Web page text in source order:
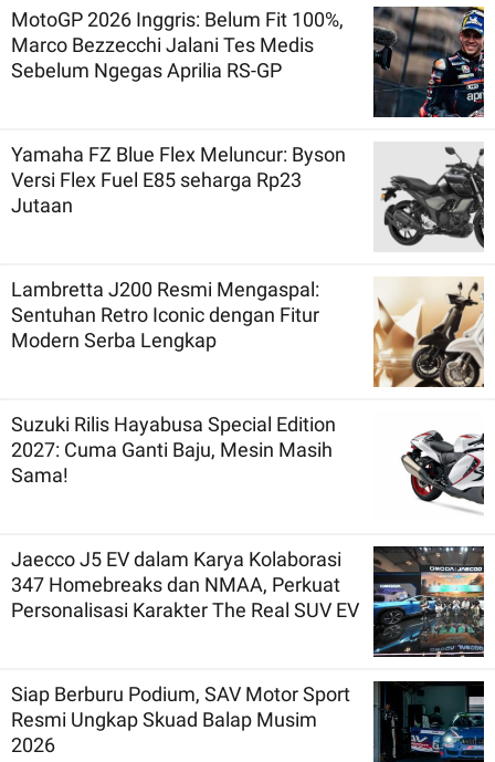
MotoGP 2026 Inggris: Belum Fit 100%,
Marco Bezzecchi Jalani Tes Medis
Sebelum Ngegas Aprilia RS-GP
Yamaha FZ Blue Flex Meluncur: Byson
Versi Flex Fuel E85 seharga Rp23
Jutaan
Lambretta J200 Resmi Mengaspal:
Sentuhan Retro Iconic dengan Fitur
Modern Serba Lengkap
Suzuki Rilis Hayabusa Special Edition
2027: Cuma Ganti Baju, Mesin Masih
Sama!
Jaecco J5 EV dalam Karya Kolaborasi
347 Homebreaks dan NMAA, Perkuat
Personalisasi Karakter The Real SUV EV
Siap Berburu Podium, SAV Motor Sport
Resmi Ungkap Skuad Balap Musim
2026